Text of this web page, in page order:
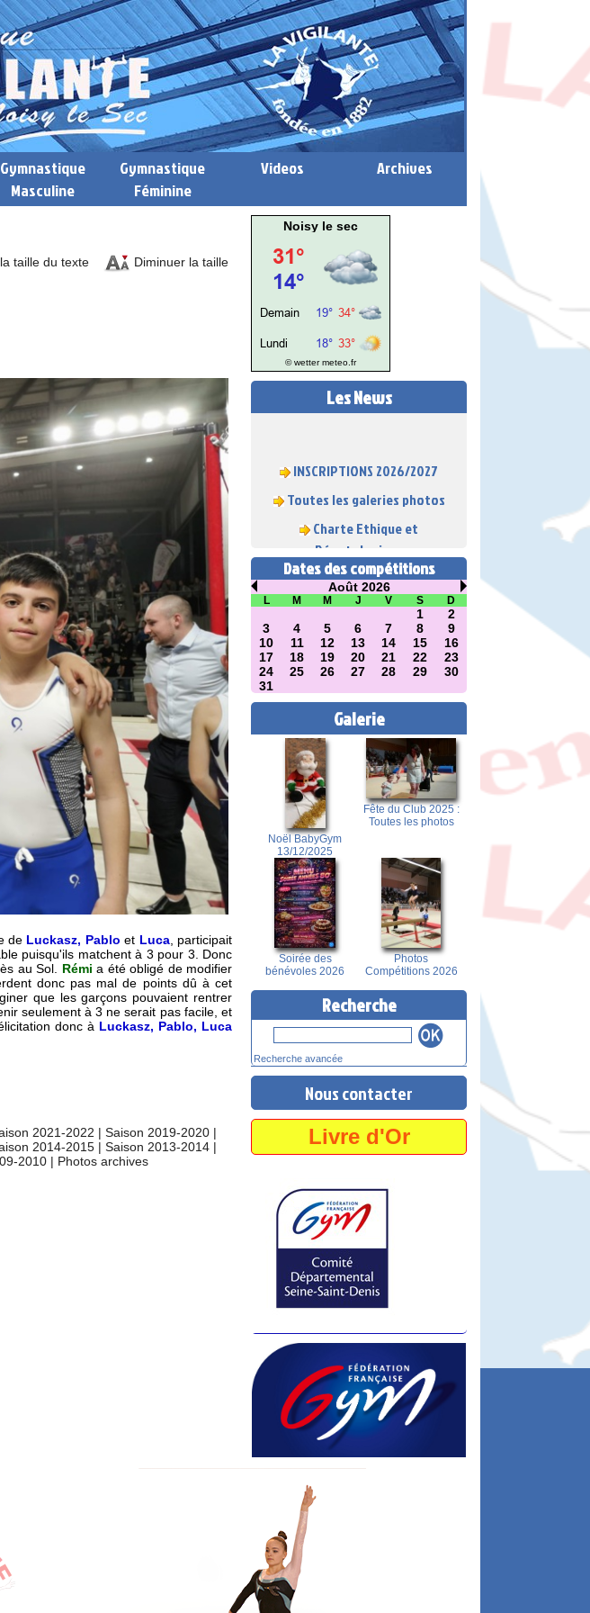
Gymnastique
Masculine
Gymnastique
Féminine
Videos Archives
taille du texte
Diminuer la taille
de Luckasz, Pabloet Luca, participait
puisqu'ils matchent à 3 pour 3. Donc
au Sol. Rémia été obligé de modifier
donc pas mal de points dû à cet
que les garçons pouvaient rentrer
seulement à 3 ne serait pas facile, et
donc à Luckasz, Pablo, Luca
2021-2022 | Saison 2019-2020 |
2014-2015 | Saison 2013-2014 |
2010 | Photos archives
Noisy le sec
© wetter meteo.fr
Les News
Déontologique
Dates des compétitions
Août 2026
L M M J V S D
1
2
3
4 5 6 7 8
9
10
11 12 13 14 15
16
17
18 19 20 21 22
23
24
25 26 27 28 29
30
31
Galerie
Noël BabyGym
13/12/2025
Fête du Club 2025 :
Toutes les photos
Soirée des
bénévoles 2026
Photos
Compétitions 2026
Recherche
Recherche avancée
Nous contacter
Livre d'Or